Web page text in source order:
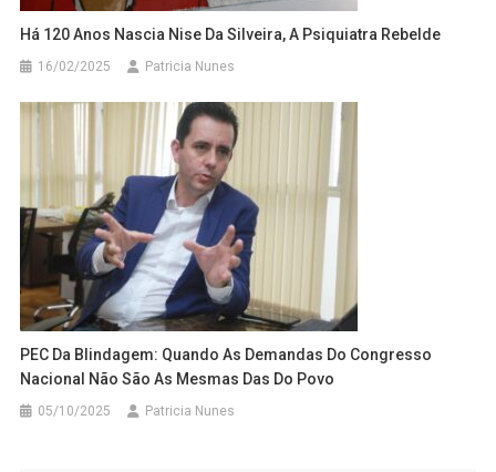
Há 120 Anos Nascia Nise Da Silveira, A Psiquiatra Rebelde
16/02/2025 Patricia Nunes
PEC Da Blindagem: Quando As Demandas Do Congresso
Nacional Não São As Mesmas Das Do Povo
05/10/2025 Patricia Nunes